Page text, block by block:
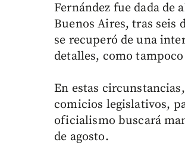
Fernández fue dada de
Buenos Aires, tras seis
se recuperó de una
detalles, como
En estas
comicios legislativos,
oficialismo buscará
de agosto.